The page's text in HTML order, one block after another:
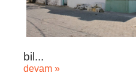
bil...
devam »